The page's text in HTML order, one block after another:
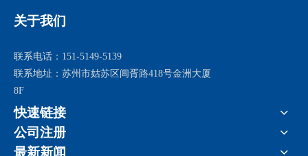
关于我们
联系电话：151-5149-5139
联系地址：苏州市姑苏区阊胥路418号金洲大厦
8F
快速链接
公司注册
最新新闻